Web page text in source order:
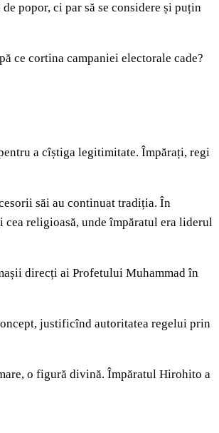
popor, ci par să se considere și puțin
ce cortina campaniei electorale cade?
a cîștiga legitimitate. Împărați, regi
săi au continuat tradiția. În
religioasă, unde împăratul era liderul
direcți ai Profetului Muhammad în
justificînd autoritatea regelui prin
o figură divină. Împăratul Hirohito a